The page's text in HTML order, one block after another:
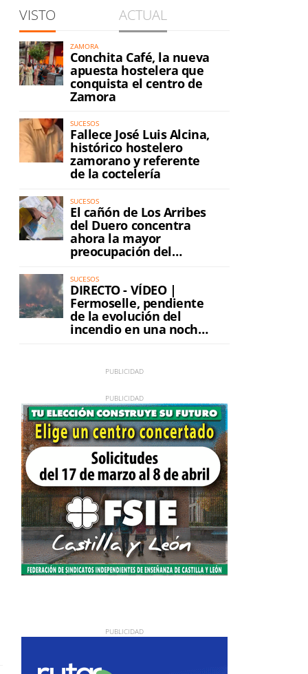
VISTO ACTUAL
ZAMORA
Conchita Café, la nueva
apuesta hostelera que
conquista el centro de
Zamora
SUCESOS
Fallece José Luis Alcina,
histórico hostelero
zamorano y referente
de la coctelería
SUCESOS
El cañón de Los Arribes
del Duero concentra
ahora la mayor
preocupación del
incendio
SUCESOS
DIRECTO - VÍDEO |
Fermoselle, pendiente
de la evolución del
incendio en una noche